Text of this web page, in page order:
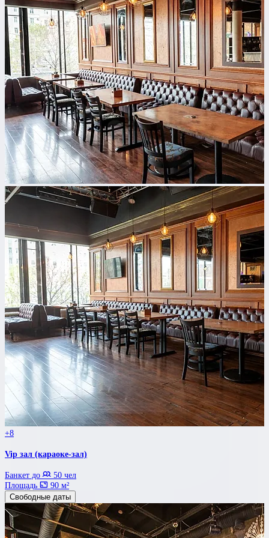
+8
Vip зал (караоке-зал)
Банкет до
50 чел
Площадь
90 м²
Свободные даты